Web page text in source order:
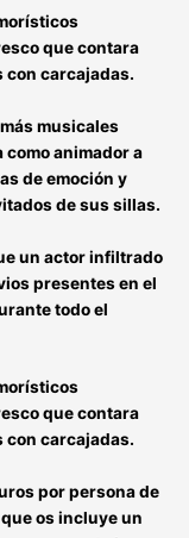
que contara
con carcajadas.
musicales
como animadora
de emoción y
de sus sillas.
un actor infiltrado
presentesen el
todo el
que contara
con carcajadas.
por personade
os incluye un